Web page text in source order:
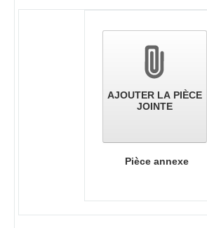
AJOUTER LA PIÈCE
JOINTE
Pièce annexe